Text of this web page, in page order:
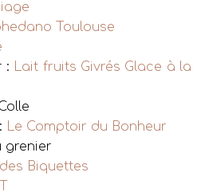
Toulouse
:
Lait fruits Givrés Glace à la
Le Comptoir du Bonheur
grenier
Biquettes